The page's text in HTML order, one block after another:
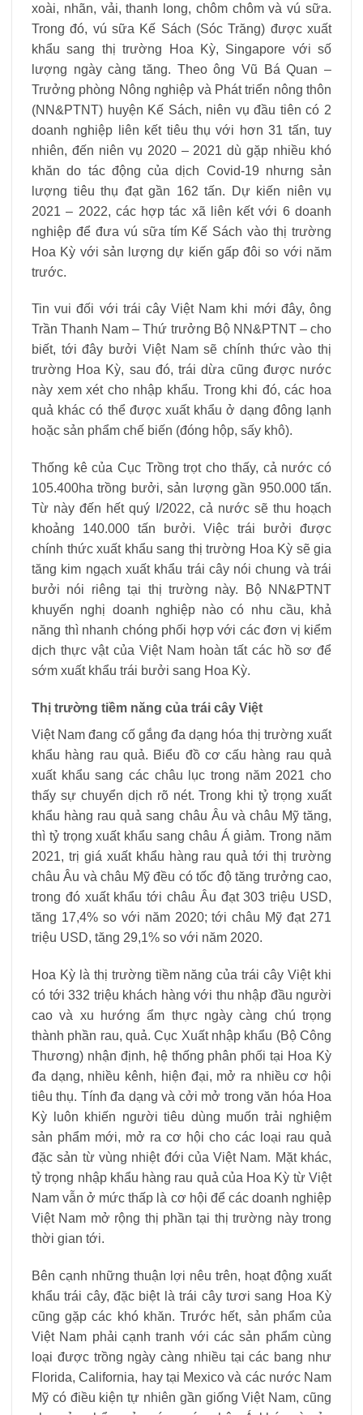
xoài, nhãn, vải, thanh long, chôm chôm và vú sữa.
Trong đó, vú sữa Kế Sách (Sóc Trăng) được xuất
khẩu sang thị trường Hoa Kỳ, Singapore với số
lượng ngày càng tăng. Theo ông Vũ Bá Quan –
Trưởng phòng Nông nghiệp và Phát triển nông thôn
(NN&PTNT) huyện Kế Sách, niên vụ đầu tiên có 2
doanh nghiệp liên kết tiêu thụ với hơn 31 tấn, tuy
nhiên, đến niên vụ 2020 – 2021 dù gặp nhiều khó
khăn do tác động của dịch Covid-19 nhưng sản
lượng tiêu thụ đạt gần 162 tấn. Dự kiến niên vụ
2021 – 2022, các hợp tác xã liên kết với 6 doanh
nghiệp để đưa vú sữa tím Kế Sách vào thị trường
Hoa Kỳ với sản lượng dự kiến gấp đôi so với năm
trước.
Tin vui đối với trái cây Việt Nam khi mới đây, ông
Trần Thanh Nam – Thứ trưởng Bộ NN&PTNT – cho
biết, tới đây bưởi Việt Nam sẽ chính thức vào thị
trường Hoa Kỳ, sau đó, trái dừa cũng được nước
này xem xét cho nhập khẩu. Trong khi đó, các hoa
quả khác có thể được xuất khẩu ở dạng đông lạnh
hoặc sản phẩm chế biến (đóng hộp, sấy khô).
Thống kê của Cục Trồng trọt cho thấy, cả nước có
105.400ha trồng bưởi, sản lượng gần 950.000 tấn.
Từ này đến hết quý I/2022, cả nước sẽ thu hoạch
khoảng 140.000 tấn bưởi. Việc trái bưởi được
chính thức xuất khẩu sang thị trường Hoa Kỳ sẽ gia
tăng kim ngạch xuất khẩu trái cây nói chung và trái
bưởi nói riêng tại thị trường này. Bộ NN&PTNT
khuyến nghị doanh nghiệp nào có nhu cầu, khả
năng thì nhanh chóng phối hợp với các đơn vị kiểm
dịch thực vật của Việt Nam hoàn tất các hồ sơ để
sớm xuất khẩu trái bưởi sang Hoa Kỳ.
Thị trường tiềm năng của trái cây Việt
Việt Nam đang cố gắng đa dạng hóa thị trường xuất
khẩu hàng rau quả. Biểu đồ cơ cấu hàng rau quả
xuất khẩu sang các châu lục trong năm 2021 cho
thấy sự chuyển dịch rõ nét. Trong khi tỷ trọng xuất
khẩu hàng rau quả sang châu Âu và châu Mỹ tăng,
thì tỷ trọng xuất khẩu sang châu Á giảm. Trong năm
2021, trị giá xuất khẩu hàng rau quả tới thị trường
châu Âu và châu Mỹ đều có tốc độ tăng trưởng cao,
trong đó xuất khẩu tới châu Âu đạt 303 triệu USD,
tăng 17,4% so với năm 2020; tới châu Mỹ đạt 271
triệu USD, tăng 29,1% so với năm 2020.
Hoa Kỳ là thị trường tiềm năng của trái cây Việt khi
có tới 332 triệu khách hàng với thu nhập đầu người
cao và xu hướng ẩm thực ngày càng chú trọng
thành phần rau, quả. Cục Xuất nhập khẩu (Bộ Công
Thương) nhận định, hệ thống phân phối tại Hoa Kỳ
đa dạng, nhiều kênh, hiện đại, mở ra nhiều cơ hội
tiêu thụ. Tính đa dạng và cởi mở trong văn hóa Hoa
Kỳ luôn khiến người tiêu dùng muốn trải nghiệm
sản phẩm mới, mở ra cơ hội cho các loại rau quả
đặc sản từ vùng nhiệt đới của Việt Nam. Mặt khác,
tỷ trọng nhập khẩu hàng rau quả của Hoa Kỳ từ Việt
Nam vẫn ở mức thấp là cơ hội để các doanh nghiệp
Việt Nam mở rộng thị phần tại thị trường này trong
thời gian tới.
Bên cạnh những thuận lợi nêu trên, hoạt động xuất
khẩu trái cây, đặc biệt là trái cây tươi sang Hoa Kỳ
cũng gặp các khó khăn. Trước hết, sản phẩm của
Việt Nam phải cạnh tranh với các sản phẩm cùng
loại được trồng ngày càng nhiều tại các bang như
Florida, California, hay tại Mexico và các nước Nam
Mỹ có điều kiện tự nhiên gần giống Việt Nam, cũng